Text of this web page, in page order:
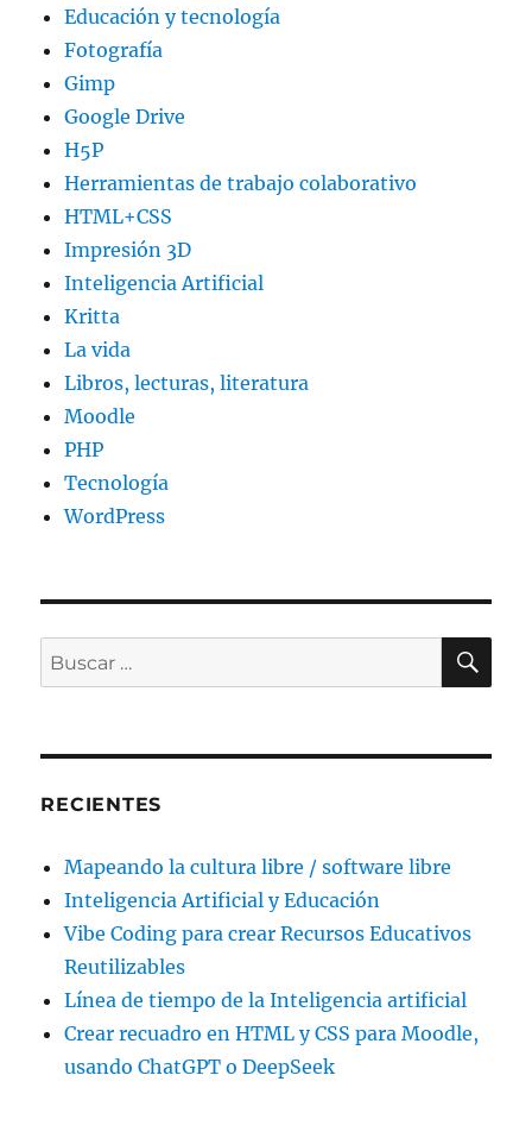
Educación y tecnología
Fotografía
Gimp
Google Drive
H5P
Herramientas de trabajo colaborativo
HTML+CSS
Impresión 3D
Inteligencia Artificial
Kritta
La vida
Libros, lecturas, literatura
Moodle
PHP
Tecnología
WordPress
Buscar
por:
RECIENTES
Mapeando la cultura libre / software libre
Inteligencia Artificial y Educación
Vibe Coding para crear Recursos Educativos
Reutilizables
Línea de tiempo de la Inteligencia artificial
Crear recuadro en HTML y CSS para Moodle,
usando ChatGPT o DeepSeek